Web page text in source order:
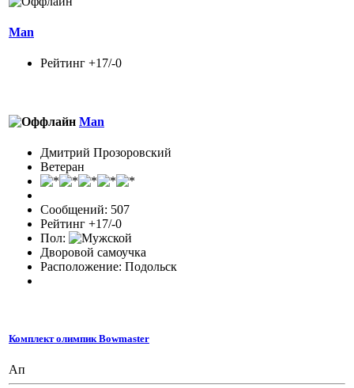
Man
Рейтинг +17/-0
Man
Дмитрий Прозоровский
Ветеран
Сообщений: 507
Рейтинг +17/-0
Пол:
Дворовой самоучка
Расположение: Подольск
Комплект олимпик Bowmaster
Ап